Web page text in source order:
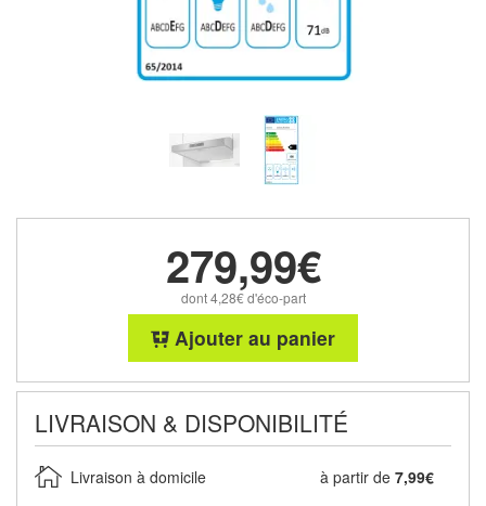
279,99€
dont 4,28€ d'éco-part
Ajouter au panier
LIVRAISON & DISPONIBILITÉ
Livraison à domicile à partir de 7,99€